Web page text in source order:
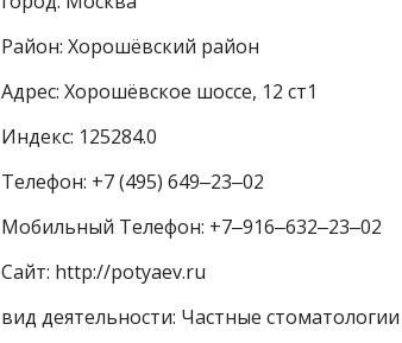
Район: Хорошёвский район
Адрес: Хорошёвское шоссе, 12 ст1
Индекс: 125284.0
Телефон: +7 (495) 649‒23‒02
Мобильный Телефон: +7‒916‒632‒23‒02
Сайт: http://potyaev.ru
вид деятельности: Частные стоматологии